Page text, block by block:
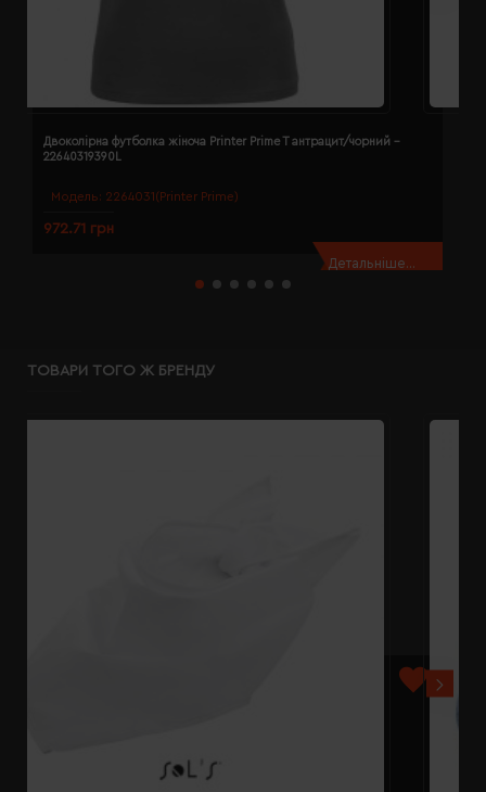
Модель: 2264031(Printer Prime)
Двоколірна футболка жіноча Printer Prime T антрацит/чорний -
22640319390L
972.71 грн
Детальніше...
ТОВАРИ ТОГО Ж БРЕНДУ